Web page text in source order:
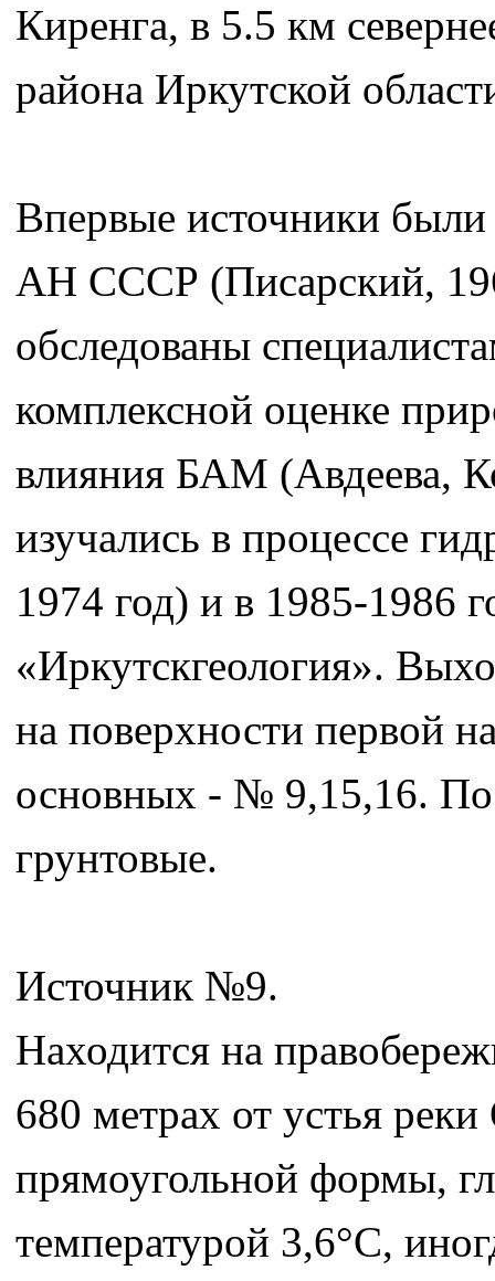
Киренга, в 5.5 км
района Иркутской
Впервые источники
АН СССР (Писарский,
обследованы
комплексной оценке
влияния БАМ (Авдеева,
изучались в процессе
1974 год) и в 1985-1986
«Иркутскгеология».
на поверхности первой
основных - № 9,15,16. По
грунтовые.
Источник №9.
Находится на
680 метрах от устья
прямоугольной формы,
температурой 3,6°С,